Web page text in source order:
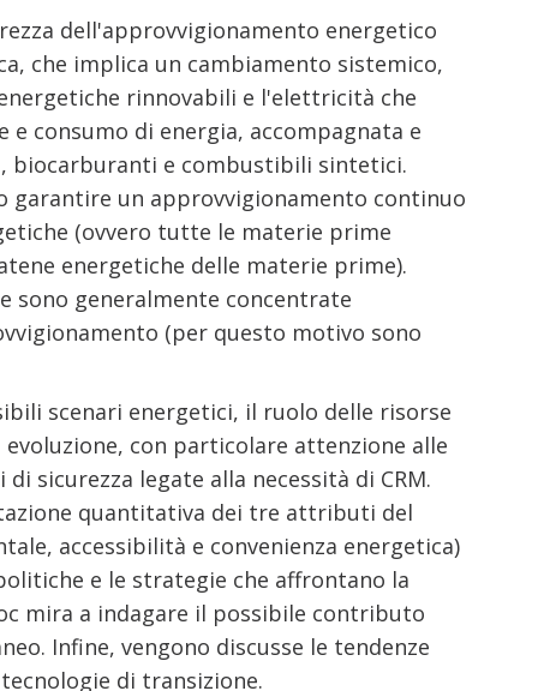
dell'approvvigionamento energetico
che implica un cambiamento sistemico,
rinnovabili e l'elettricità che
consumo di energia, accompagnata e
biocarburanti e combustibili sintetici.
garantire un approvvigionamento continuo
(ovvero tutte le materie prime
energetiche delle materie prime).
sono generalmente concentrate
(per questo motivo sono
scenari energetici, il ruolo delle risorse
con particolare attenzione alle
sicurezza legate alla necessità di CRM.
quantitativa dei tre attributi del
accessibilità e convenienza energetica)
e le strategie che affrontano la
mira a indagare il possibile contributo
Infine, vengono discusse le tendenze
di transizione.